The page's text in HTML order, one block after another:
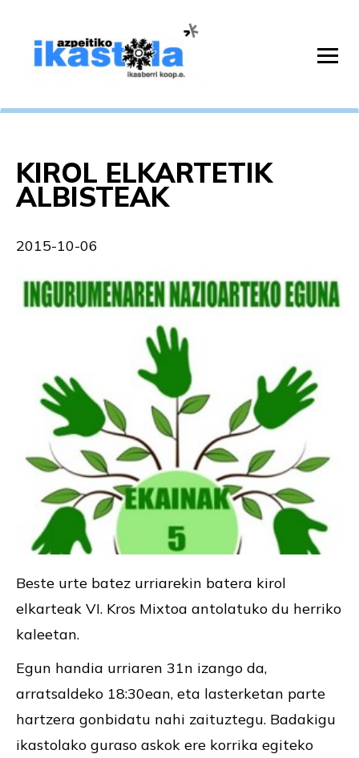
KIROL ELKARTETIK
ALBISTEAK
2015-10-06
Beste urte batez urriarekin batera kirol
elkarteak VI. Kros Mixtoa antolatuko du herriko
kaleetan.
Egun handia urriaren 31n izango da,
arratsaldeko 18:30ean, eta lasterketan parte
hartzera gonbidatu nahi zaituztegu. Badakigu
ikastolako guraso askok ere korrika egiteko